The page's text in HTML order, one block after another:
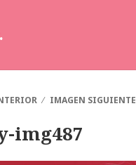
IMAGEN SIGUIENTE
img487